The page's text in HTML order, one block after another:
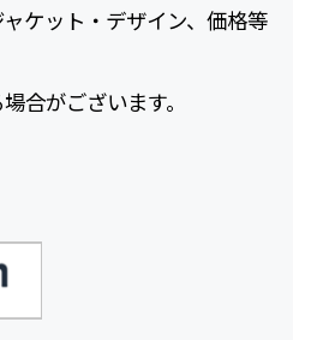
ケット・デザイン、価格等
合がございます。